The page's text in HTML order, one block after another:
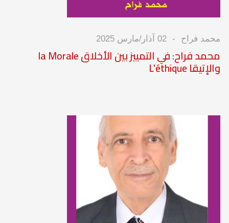
محمد فراح 02 آذار/مارس 2025
محمد فراح: في التمييز بين الأخلاق la Morale
والإتيقا L'éthique